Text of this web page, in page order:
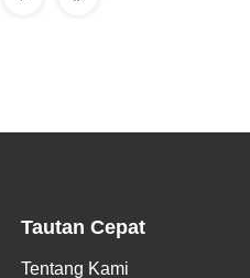
Tautan Cepat
Tentang Kami